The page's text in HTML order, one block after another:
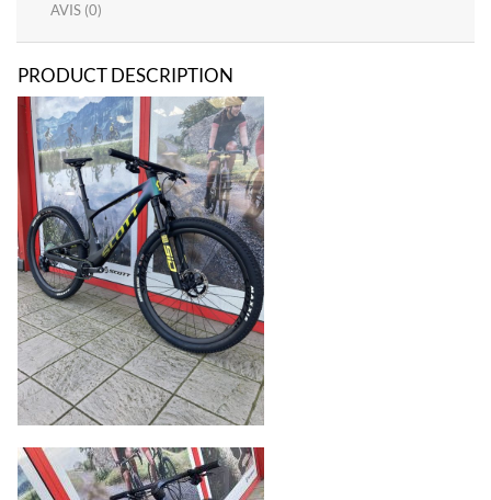
AVIS (0)
PRODUCT DESCRIPTION